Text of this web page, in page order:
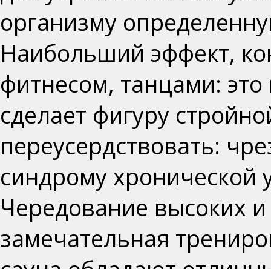
организму
Наибольший эффект,
фитнесом, танцами:
сделает фигуру
переусердствовать:
синдрому хронической
Чередование высоких
замечательная